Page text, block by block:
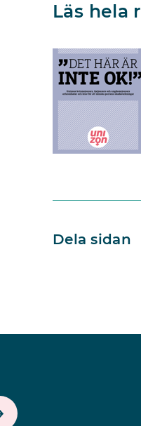
Läs hela
Dela sidan